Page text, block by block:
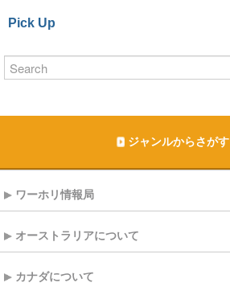
Pick Up
ジャンルからさがす
ワーホリ情報局
オーストラリアについて
カナダについて